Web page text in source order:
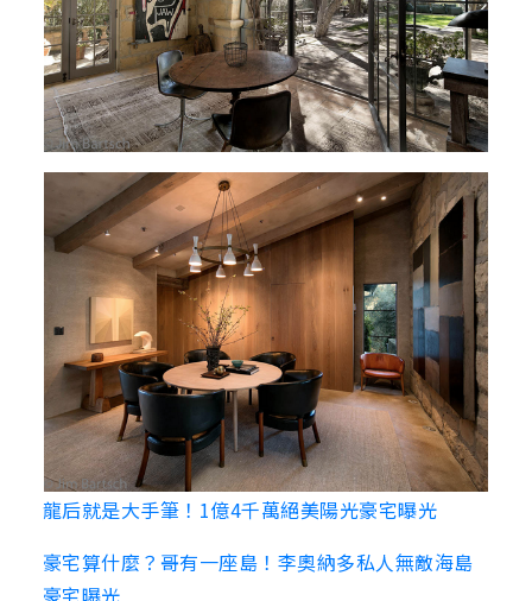
龍后就是大手筆！1億4千萬絕美陽光豪宅曝光
豪宅算什麼？哥有一座島！李奧納多私人無敵海島